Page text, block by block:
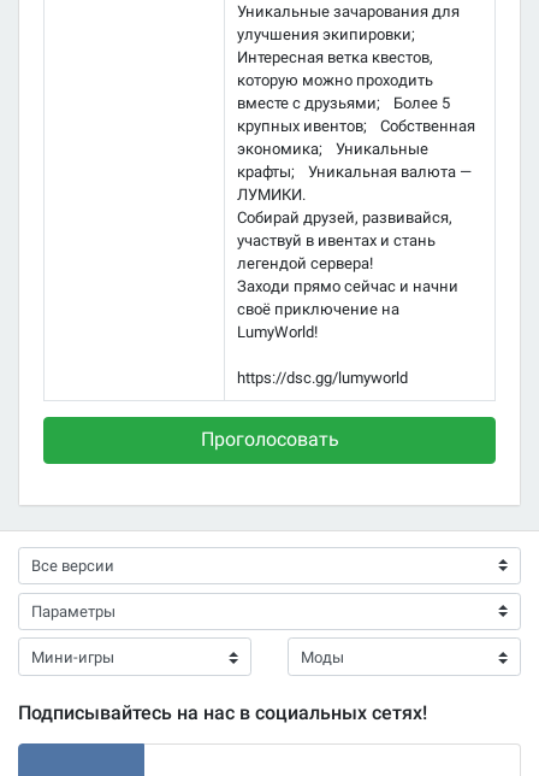
Уникальные зачарования для
улучшения экипировки;
Интересная ветка квестов,
которую можно проходить
вместе с друзьями; Более 5
крупных ивентов; Собственная
экономика; Уникальные
крафты; Уникальная валюта —
ЛУМИКИ.
Собирай друзей, развивайся,
участвуй в ивентах и стань
легендой сервера!
Заходи прямо сейчас и начни
своё приключение на
LumyWorld!
https://dsc.gg/lumyworld
Проголосовать
Подписывайтесь на нас в социальных сетях!